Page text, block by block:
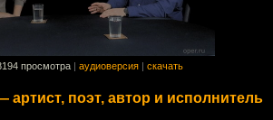
просмотра аудиоверсия скачать
поэт, автор и исполнитель